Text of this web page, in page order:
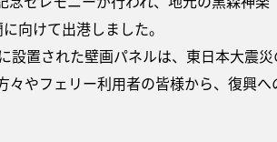
向けて出港しました。
設置された壁画パネルは、東日本大震
々やフェリー利用者の皆様から、復興